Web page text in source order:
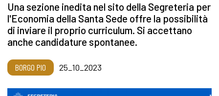
Una sezione inedita nel sito della Segreteria per
l'Economia della Santa Sede offre la possibilità
di inviare il proprio curriculum. Si accettano
anche candidature spontanee.
BORGO PIO 25_10_2023